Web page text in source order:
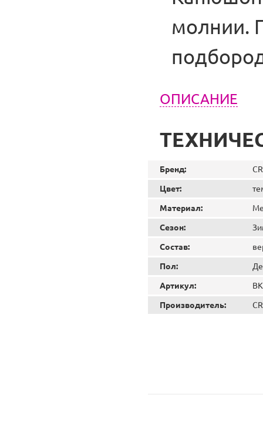
молнии.
ОПИСАНИЕ
Бренд:
Цвет:
Материал:
Сезон:
Состав:
Пол:
Артикул:
Производитель: